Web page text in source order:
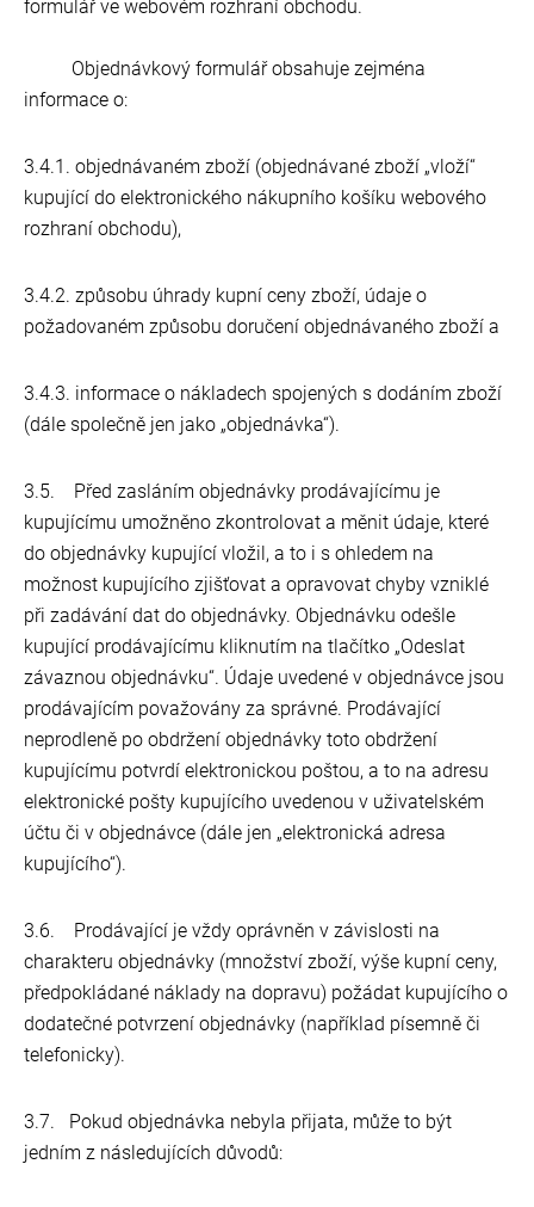
formulář ve webovém rozhraní obchodu.
Objednávkový formulář obsahuje zejména
informace o:
3.4.1. objednávaném zboží (objednávané zboží „vloží“
kupující do elektronického nákupního košíku webového
rozhraní obchodu),
3.4.2. způsobu úhrady kupní ceny zboží, údaje o
požadovaném způsobu doručení objednávaného zboží a
3.4.3. informace o nákladech spojených s dodáním zboží
(dále společně jen jako „objednávka“).
3.5. Před zasláním objednávky prodávajícímu je
kupujícímu umožněno zkontrolovat a měnit údaje, které
do objednávky kupující vložil, a to i s ohledem na
možnost kupujícího zjišťovat a opravovat chyby vzniklé
při zadávání dat do objednávky. Objednávku odešle
kupující prodávajícímu kliknutím na tlačítko „Odeslat
závaznou objednávku“. Údaje uvedené v objednávce jsou
prodávajícím považovány za správné. Prodávající
neprodleně po obdržení objednávky toto obdržení
kupujícímu potvrdí elektronickou poštou, a to na adresu
elektronické pošty kupujícího uvedenou v uživatelském
účtu či v objednávce (dále jen „elektronická adresa
kupujícího“).
3.6. Prodávající je vždy oprávněn v závislosti na
charakteru objednávky (množství zboží, výše kupní ceny,
předpokládané náklady na dopravu) požádat kupujícího o
dodatečné potvrzení objednávky (například písemně či
telefonicky).
3.7. Pokud objednávka nebyla přijata, může to být
jedním z následujících důvodů: